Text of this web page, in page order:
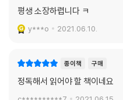
평생 소장하렵니다 ㅋ
y***o 2021.06.10.
종이책 구매
정독해서 읽어야 할 책이네요